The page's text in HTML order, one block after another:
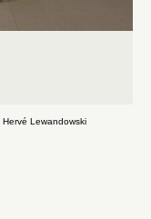
Lewandowski